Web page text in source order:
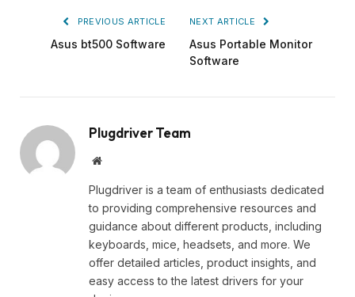
PREVIOUS ARTICLE
Asus bt500 Software
NEXT ARTICLE
Asus Portable Monitor
Software
Plugdriver Team
Website
Plugdriver is a team of enthusiasts dedicated
to providing comprehensive resources and
guidance about different products, including
keyboards, mice, headsets, and more. We
offer detailed articles, product insights, and
easy access to the latest drivers for your